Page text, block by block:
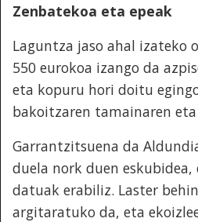
Zenbatekoa eta epeak
Laguntza jaso ahal izateko
550 eurokoa izango da
eta kopuru hori doitu
bakoitzaren tamainaren
Garrantzitsuena da
duela nork duen
datuak erabiliz. Laster
argitaratuko da, eta